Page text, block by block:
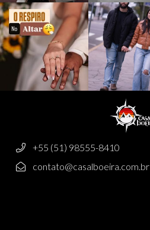
+55 (51) 98555-8410
contato@casalboeira.com.br